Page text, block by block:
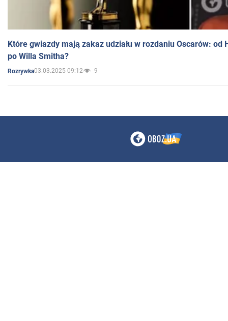
Które gwiazdy mają zakaz udziału w rozdaniu Oscarów: od
po Willa Smitha?
Rozrywka03.03.2025 09:12 9